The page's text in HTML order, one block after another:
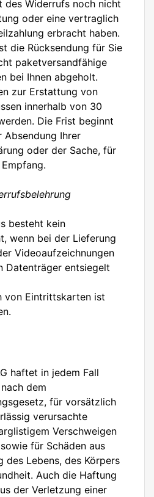
des Widerrufs noch nicht
oder eine vertraglich
erbracht haben.
die Rücksendung für Sie
paketversandfähige
bei Ihnen abgeholt.
zur Erstattung von
innerhalb von 30
Die Frist beginnt
Absendung Ihrer
oder der Sache, für
besteht kein
wenn bei der Lieferung
Videoaufzeichnungen
Datenträger entsiegelt
von Eintrittskarten ist
haftet in jedem Fall
dem
für vorsätzlich
verursachte
Verschweigen
für Schäden aus
des Lebens, des Körpers
Auch die Haftung
der Verletzung einer